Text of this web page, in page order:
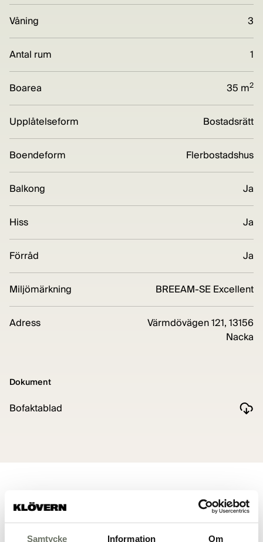
Samtycke Information Om
Våning 3
Antal rum 1
Boarea 35 m2
Upplåtelseform Bostadsrätt
Boendeform Flerbostadshus
Balkong Ja
Hiss Ja
Förråd Ja
Miljömärkning BREEAM-SE Excellent
Adress
Värmdövägen 121, 13156
Nacka
Dokument
Bofaktablad
Planritning